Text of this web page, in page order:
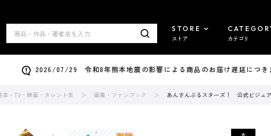
STORE
ストア カテゴリ
2026/07/29 令和8年熊本地震の影響による商品のお届け遅延につき
本・TV・映画・タレント本 画集・ファンブック あんさんぶるスターズ！ 公式ビジュ